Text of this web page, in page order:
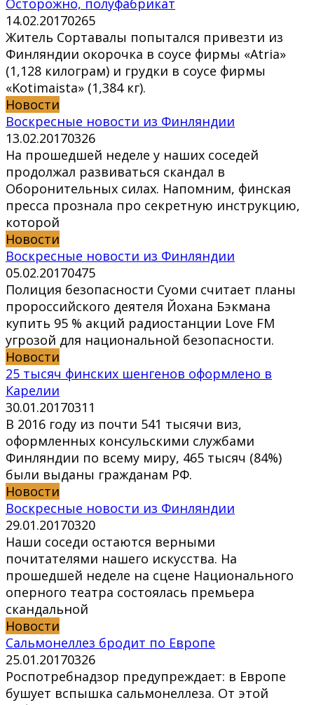
Осторожно, полуфабрикат
14.02.20170265
Житель Сортавалы попытался привезти из
Финляндии окорочка в соусе фирмы «Atria»
(1,128 килограм) и грудки в соусе фирмы
«Kotimaista» (1,384 кг).
Новости
Воскресные новости из Финляндии
13.02.20170326
На прошедшей неделе у наших соседей
продолжал развиваться скандал в
Оборонительных силах. Напомним, финская
пресса прознала про секретную инструкцию,
которой
Новости
Воскресные новости из Финляндии
05.02.20170475
Полиция безопасности Суоми считает планы
пророссийского деятеля Йохана Бэкмана
купить 95 % акций радиостанции Love FM
угрозой для национальной безопасности.
Новости
25 тысяч финских шенгенов оформлено в
Карелии
30.01.20170311
В 2016 году из почти 541 тысячи виз,
оформленных консульскими службами
Финляндии по всему миру, 465 тысяч (84%)
были выданы гражданам РФ.
Новости
Воскресные новости из Финляндии
29.01.20170320
Наши соседи остаются верными
почитателями нашего искусства. На
прошедшей неделе на сцене Национального
оперного театра состоялась премьера
скандальной
Новости
Cальмонеллез бродит по Европе
25.01.20170326
Роспотребнадзор предупреждает: в Европе
бушует вспышка сальмонеллеза. От этой